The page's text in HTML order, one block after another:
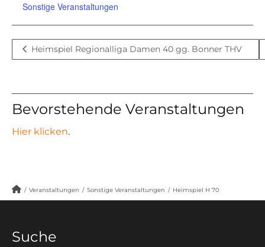
Sonstige Veranstaltungen
Heimspiel Regionalliga Damen 40 gg. Bonner THV
Bevorstehende Veranstaltungen
Hier klicken.
/ Veranstaltungen / Sonstige Veranstaltungen / Heimspiel H 70
Suche